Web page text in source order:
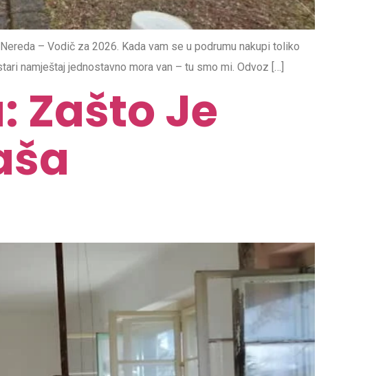
– Vodič za 2026. Kada vam se u podrumu nakupi toliko
namještaj jednostavno mora van – tu smo mi. Odvoz […]
Zašto Je